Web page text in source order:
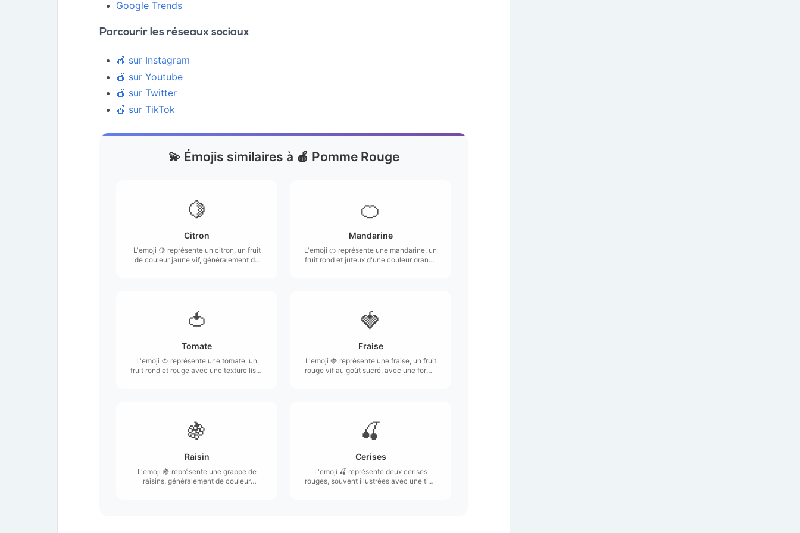
Google Trends
Parcourir les réseaux sociaux
🍎 sur Instagram
🍎 sur Youtube
🍎 sur Twitter
🍎 sur TikTok
💫 Émojis similaires à 🍎 Pomme Rouge
🍋
Citron
L'emoji 🍋 représente un citron, un fruit
de couleur jaune vif, généralement de
🍊
Mandarine
L'emoji 🍊 représente une mandarine, un
fruit rond et juteux d'une couleur orange
🍅
Tomate
L'emoji 🍅 représente une tomate, un
fruit rond et rouge avec une texture lisse
🍓
Fraise
L'emoji 🍓 représente une fraise, un fruit
rouge vif au goût sucré, avec une forme
🍇
Raisin
L'emoji 🍇 représente une grappe de
raisins, généralement de couleur
🍒
Cerises
L'emoji 🍒 représente deux cerises
rouges, souvent illustrées avec une tige